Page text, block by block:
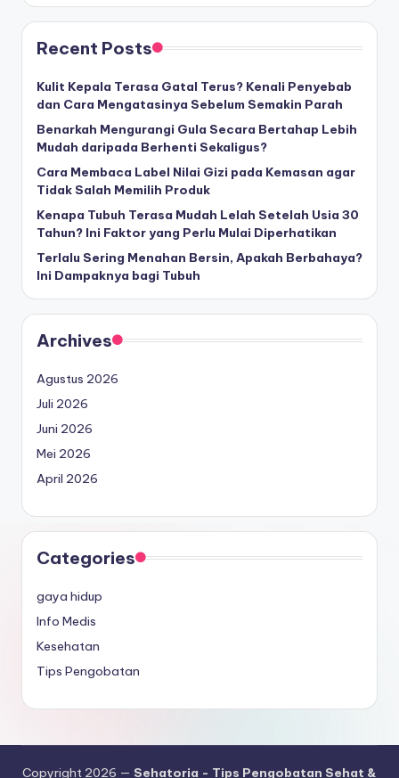
Recent Posts
Kulit Kepala Terasa Gatal Terus? Kenali Penyebab
dan Cara Mengatasinya Sebelum Semakin Parah
Benarkah Mengurangi Gula Secara Bertahap Lebih
Mudah daripada Berhenti Sekaligus?
Cara Membaca Label Nilai Gizi pada Kemasan agar
Tidak Salah Memilih Produk
Kenapa Tubuh Terasa Mudah Lelah Setelah Usia 30
Tahun? Ini Faktor yang Perlu Mulai Diperhatikan
Terlalu Sering Menahan Bersin, Apakah Berbahaya?
Ini Dampaknya bagi Tubuh
Archives
Agustus 2026
Juli 2026
Juni 2026
Mei 2026
April 2026
Categories
gaya hidup
Info Medis
Kesehatan
Tips Pengobatan
Copyright 2026 — Sehatoria - Tips Pengobatan Sehat &